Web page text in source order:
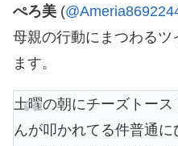
ぺろ美 (
母親の行動にまつわる
ます。
土曜の朝にチーズトー
んが叩かれてる件普通